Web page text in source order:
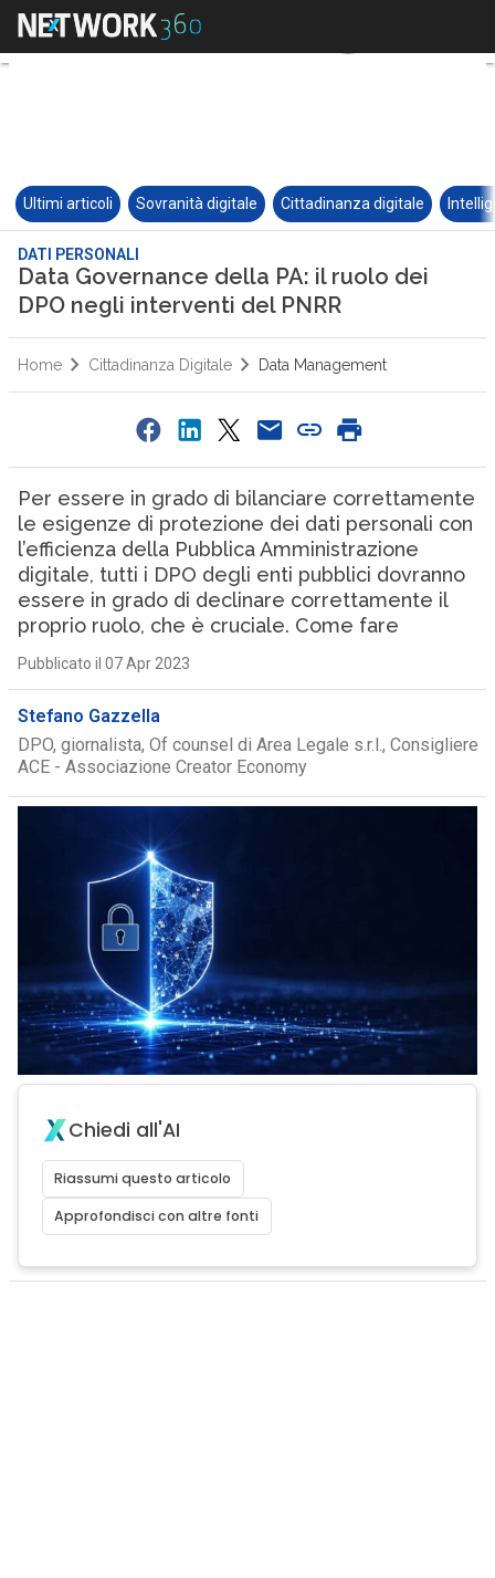
Ultimi articoli Sovranità digitale Cittadinanza digitale
DATI PERSONALI
Data Governance della PA: il ruolo dei
DPO negli interventi del PNRR
Home Cittadinanza Digitale Data Management
Per essere in grado di bilanciare correttamente
le esigenze di protezione dei dati personali con
l’efficienza della Pubblica Amministrazione
digitale, tutti i DPO degli enti pubblici dovranno
essere in grado di declinare correttamente il
proprio ruolo, che è cruciale. Come fare
Pubblicato il 07 Apr 2023
Stefano Gazzella
DPO, giornalista, Of counsel di Area Legale s.r.l., Consigliere
ACE - Associazione Creator Economy
Chiedi all'AI
Riassumi questo articolo
Approfondisci con altre fonti